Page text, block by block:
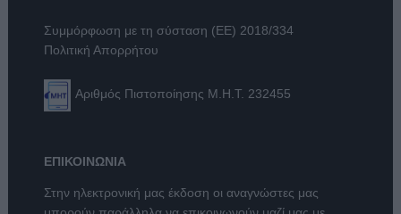
Συμμόρφωση με τη σύσταση (ΕΕ) 2018/334
Πολιτική Απορρήτου
Αριθμός Πιστοποίησης Μ.Η.Τ. 232455
ΕΠΙΚΟΙΝΩΝΙΑ
Στην ηλεκτρονική μας έκδοση οι αναγνώστες μας